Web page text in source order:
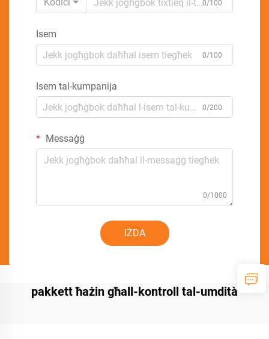
0/100
Isem
0/100
Isem tal-kumpanija
0/200
Messaġġ
0/1000
IŻDA
pakkett ħażin għall-kontroll tal-umdità